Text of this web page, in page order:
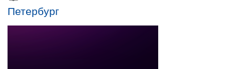
Петербург